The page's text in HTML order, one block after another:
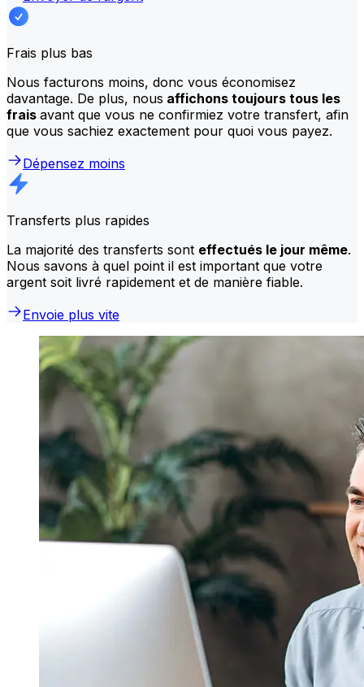
Frais plus bas
Nous facturons moins, donc vous économisez
davantage. De plus, nous affichons toujours tous les
frais avant que vous ne confirmiez votre transfert, afin
que vous sachiez exactement pour quoi vous payez.
Dépensez moins
Transferts plus rapides
La majorité des transferts sont effectués le jour même.
Nous savons à quel point il est important que votre
argent soit livré rapidement et de manière fiable.
Envoie plus vite